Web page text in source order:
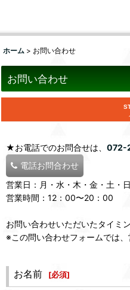
ホーム > お問い合わせ
お問い合わせ
★お電話でのお問合せは、 072-
電話お問合わせ
営業日：月・水・木・金・土・
営業時間：12：00〜20：00
お問い合わせいただいたタイミ
※この問い合わせフォームでは
お名前 [必須]